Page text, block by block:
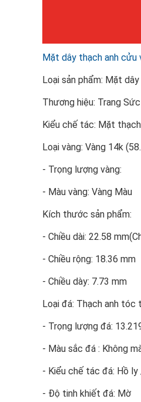
Mặt dây thạch anh cửu
Loại sản phẩm: Mặt
Thương hiệu: Trang
Kiểu chế tác: Mặt
Loại vàng: Vàng 14k
- Trọng lượng vàng:
- Màu vàng: Vàng Màu
Kích thước sản phẩm:
- Chiều dài: 22.58
- Chiều rộng: 18.36 mm
- Chiều dày: 7.73 mm
Loại đá: Thạch anh tóc
- Trọng lượng đá:
- Màu sắc đá : Không
- Kiểu chế tác đá: Hồ
- Độ tinh khiết đá: Mờ